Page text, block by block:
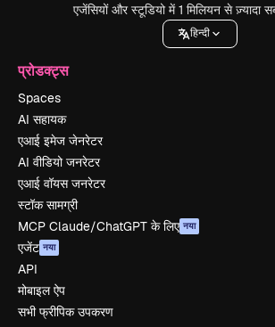
एजेंसियों और स्टूडियो में 1 मिलियन से ज़्यादा
हिन्दी
प्रोडक्ट्स
Spaces
AI सहायक
एआई इमेज जेनरेटर
AI वीडियो जनरेटर
एआई वॉयस जनरेटर
स्टॉक सामग्री
MCP Claude/ChatGPT के लिए नया
एजेंट नया
API
मोबाइल ऐप
सभी फ्रीपिक उपकरण